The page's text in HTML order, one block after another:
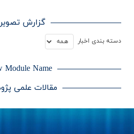
گزارش
دسته بندي اخبار
Module Name
مقالات علمی